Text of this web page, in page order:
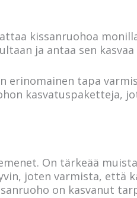
kissanruohoa
ja antaa sen kasvaa
erinomainen tapa
kasvatuspaketteja,
On tärkeää
joten varmista, että
on kasvanut